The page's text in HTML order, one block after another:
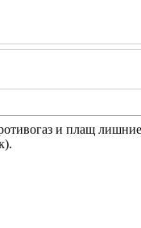
и плащ